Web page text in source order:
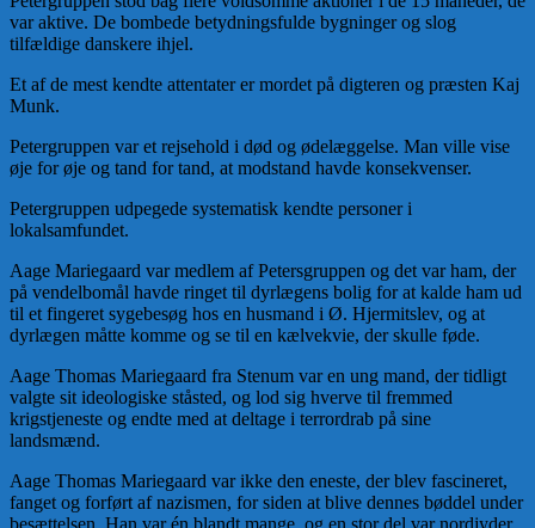
var aktive. De bombede betydningsfulde bygninger og slog
tilfældige danskere ihjel.
Et af de mest kendte attentater er mordet på digteren og præsten Kaj
Munk.
Petergruppen var et rejsehold i død og ødelæggelse. Man ville vise
øje for øje og tand for tand, at modstand havde konsekvenser.
Petergruppen udpegede systematisk kendte personer i
lokalsamfundet.
Aage Mariegaard var medlem af Petersgruppen og det var ham, der
på vendelbomål havde ringet til dyrlægens bolig for at kalde ham ud
til et fingeret sygebesøg hos en husmand i Ø. Hjermitslev, og at
dyrlægen måtte komme og se til en kælvekvie, der skulle føde.
Aage Thomas Mariegaard fra Stenum var en ung mand, der tidligt
valgte sit ideologiske ståsted, og lod sig hverve til fremmed
krigstjeneste og endte med at deltage i terrordrab på sine
landsmænd.
Aage Thomas Mariegaard var ikke den eneste, der blev fascineret,
fanget og forført af nazismen, for siden at blive dennes bøddel under
besættelsen. Han var én blandt mange, og en stor del var nordjyder.